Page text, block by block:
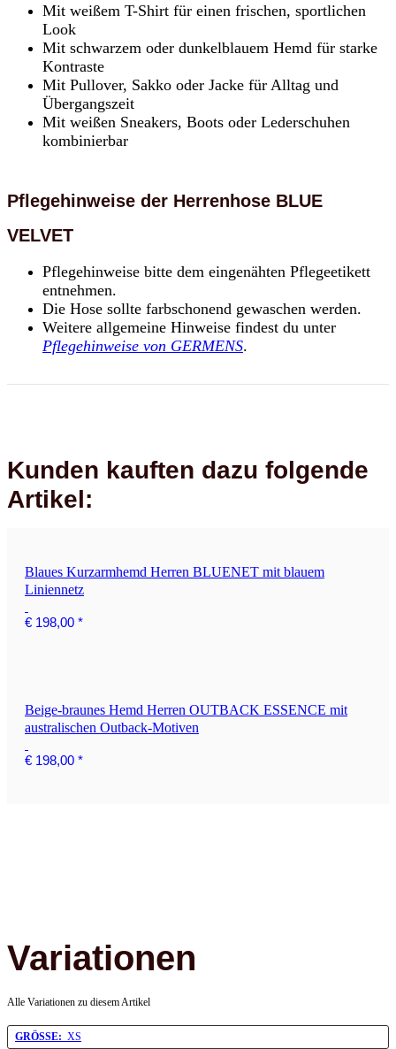
Mit weißem T-Shirt für einen frischen, sportlichen
Look
Mit schwarzem oder dunkelblauem Hemd für starke
Kontraste
Mit Pullover, Sakko oder Jacke für Alltag und
Übergangszeit
Mit weißen Sneakers, Boots oder Lederschuhen
kombinierbar
Pflegehinweise der Herrenhose BLUE
VELVET
Pflegehinweise bitte dem eingenähten Pflegeetikett
entnehmen.
Die Hose sollte farbschonend gewaschen werden.
Weitere allgemeine Hinweise findest du unter
Pflegehinweise von GERMENS.
Kunden kauften dazu folgende
Artikel:
Blaues Kurzarmhemd Herren BLUENET mit blauem
Liniennetz
€ 198,00 *
Beige-braunes Hemd Herren OUTBACK ESSENCE mit
australischen Outback-Motiven
€ 198,00 *
Variationen
Alle Variationen zu diesem Artikel
GRÖSSE: XS